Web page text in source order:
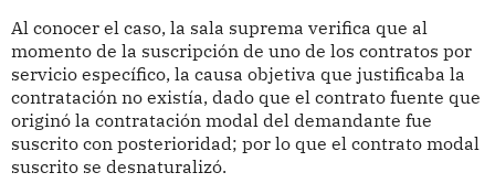
Al conocer el caso, la sala suprema verifica que al
momento de la suscripción de uno de los contratos por
servicio específico, la causa objetiva que justificaba la
contratación no existía, dado que el contrato fuente que
originó la contratación modal del demandante fue
suscrito con posterioridad; por lo que el contrato modal
suscrito se desnaturalizó.